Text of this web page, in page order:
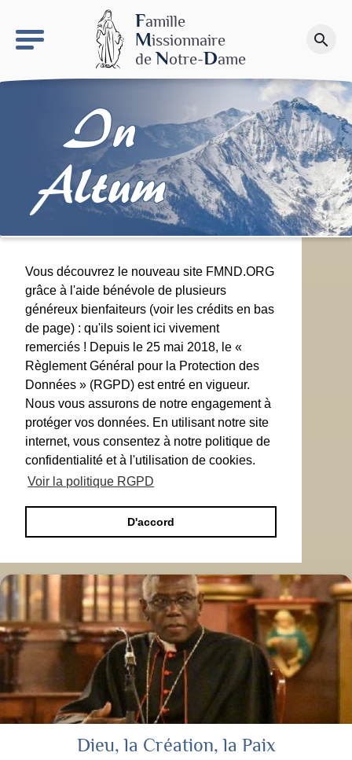
Famille
Missionnaire
de Notre-Dame
search
Faire un don
In
Altum
Vous découvrez le nouveau site FMND.ORG
grâce à l'aide bénévole de plusieurs
généreux bienfaiteurs (voir les crédits en bas
de page) : qu'ils soient ici vivement
remerciés ! Depuis le 25 mai 2018, le «
Règlement Général pour la Protection des
Données » (RGPD) est entré en vigueur.
Nous vous assurons de notre engagement à
protéger vos données. En utilisant notre site
internet, vous consentez à notre politique de
confidentialité et à l'utilisation de cookies.
Voir la politique RGPD
D'accord
Dieu, la Création, la Paix